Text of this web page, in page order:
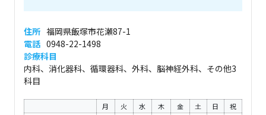
住所 福岡県飯塚市花瀬87-1
電話 0948-22-1498
診療科目
内科、消化器科、循環器科、外科、脳神経外科、その他3
科目
月 火 水 木 金 土 日 祝